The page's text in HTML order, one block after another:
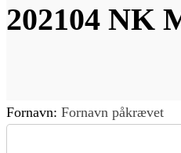
202104 NK
Fornavn: Fornavn påkrævet